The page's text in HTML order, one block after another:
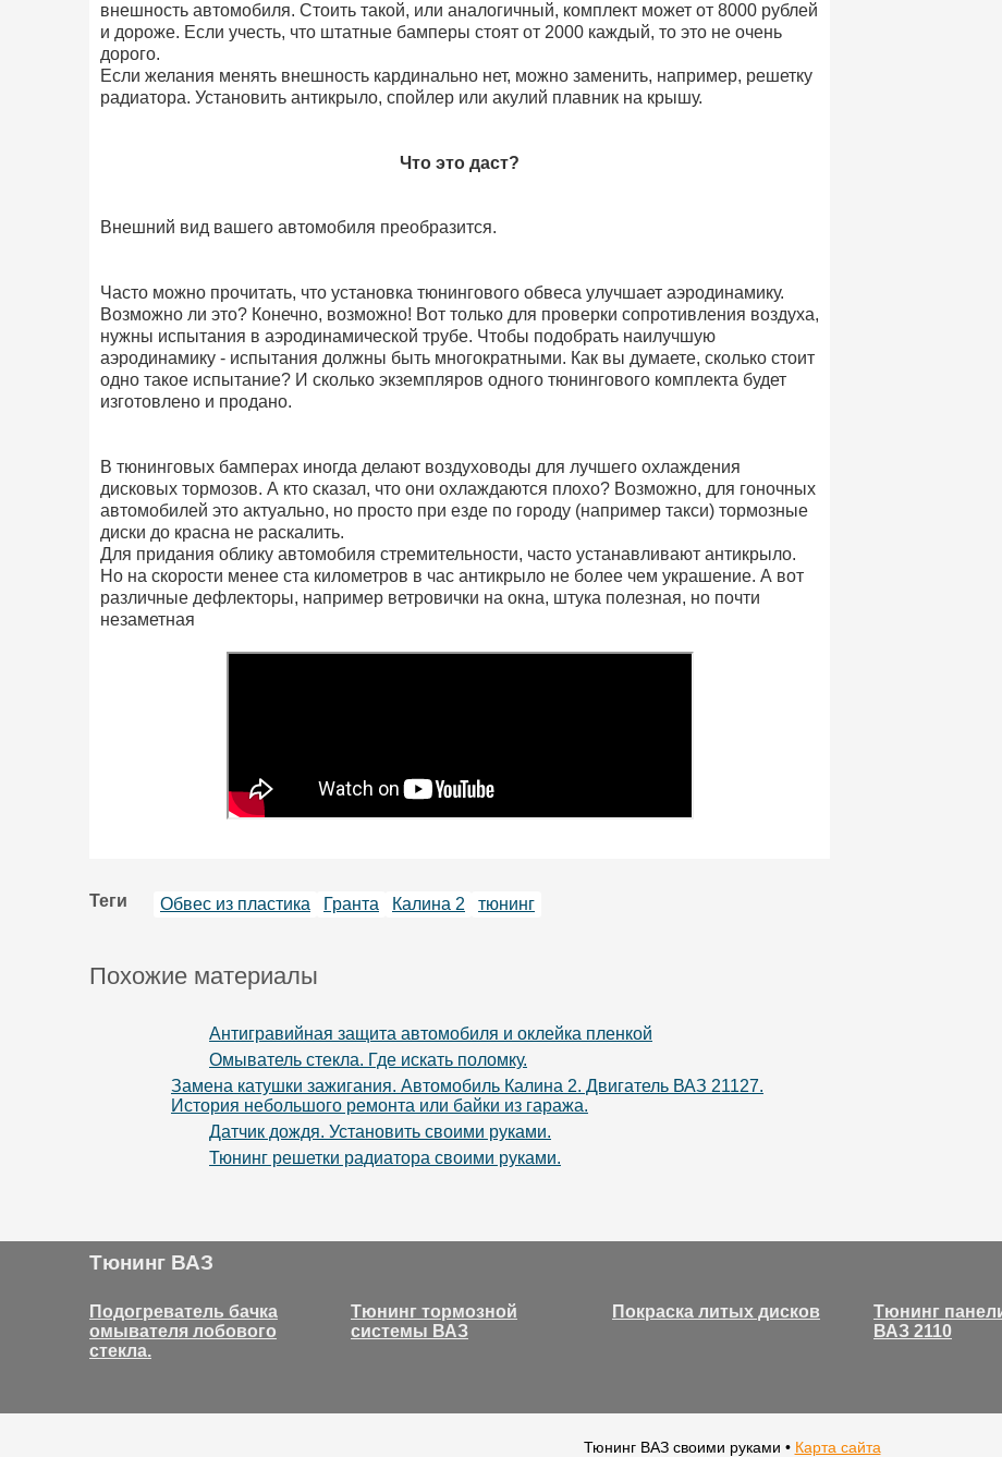
внешность автомобиля. Стоить такой, или аналогичный, комплект может от 8000 рублей
и дороже. Если учесть, что штатные бамперы стоят от 2000 каждый, то это не очень
дорого.
Если желания менять внешность кардинально нет, можно заменить, например, решетку
радиатора. Установить антикрыло, спойлер или акулий плавник на крышу.
Что это даст?
Внешний вид вашего автомобиля преобразится.
Часто можно прочитать, что установка тюнингового обвеса улучшает аэродинамику.
Возможно ли это? Конечно, возможно! Вот только для проверки сопротивления воздуха,
нужны испытания в аэродинамической трубе. Чтобы подобрать наилучшую
аэродинамику - испытания должны быть многократными. Как вы думаете, сколько стоит
одно такое испытание? И сколько экземпляров одного тюнингового комплекта будет
изготовлено и продано.
В тюнинговых бамперах иногда делают воздуховоды для лучшего охлаждения
дисковых тормозов. А кто сказал, что они охлаждаются плохо? Возможно, для гоночных
автомобилей это актуально, но просто при езде по городу (например такси) тормозные
диски до красна не раскалить.
Для придания облику автомобиля стремительности, часто устанавливают антикрыло.
Но на скорости менее ста километров в час антикрыло не более чем украшение. А вот
различные дефлекторы, например ветровички на окна, штука полезная, но почти
незаметная
Теги Обвес из пластика Гранта Калина 2 тюнинг
Похожие материалы
Антигравийная защита автомобиля и оклейка пленкой
Омыватель стекла. Где искать поломку.
Замена катушки зажигания. Автомобиль Калина 2. Двигатель ВАЗ 21127.
История небольшого ремонта или байки из гаража.
Датчик дождя. Установить своими руками.
Тюнинг решетки радиатора своими руками.
Тюнинг ВАЗ
Подогреватель бачка
омывателя лобового
стекла.
Тюнинг тормозной
системы ВАЗ
Покраска литых дисков
Тюнинг
ВАЗ 2110
Тюнинг ВАЗ своими руками • Карта сайта